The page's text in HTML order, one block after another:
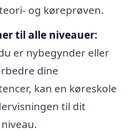
og køreprøven.
til alle niveauer:
er nybegynder eller
dine
kan en køreskole
til dit